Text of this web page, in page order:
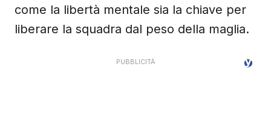
come la libertà mentale sia la chiave per
liberare la squadra dal peso della maglia.